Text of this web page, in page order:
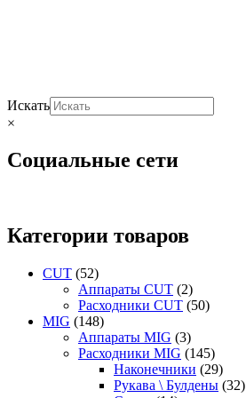
Искать
×
Социальные сети
Категории товаров
CUT (52)
Аппараты CUT (2)
Расходники CUT (50)
MIG (148)
Аппараты MIG (3)
Расходники MIG (145)
Наконечники (29)
Рукава \ Булдены (32)